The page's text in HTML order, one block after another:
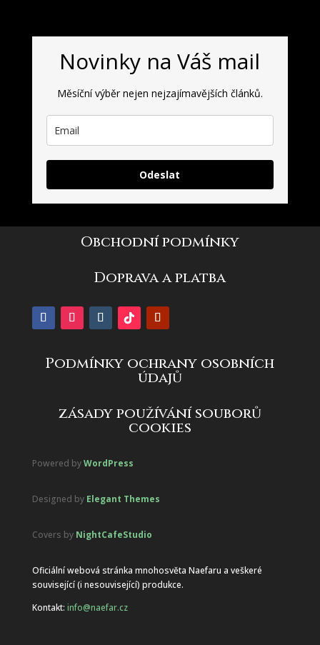
Novinky na Váš mail
Měsíční výběr nejen nejzajímavějších článků.
Odeslat
Obchodní podmínky
Doprava a platba
Podmínky ochrany osobních
údajů
zásady používání souborů
cookies
Powered byWordPress
Designed by Elegant Themes
Covers by NightCafeStudio
Oficiální webová stránka mnohosvěta Naefaru a veškeré
související (i nesouvisející) produkce.
Kontakt: info@naefar.cz